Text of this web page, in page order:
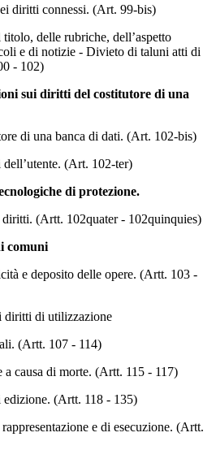
diritti connessi. (Art. 99-bis)
delle rubriche, dell’aspetto
e di notizie - Divieto di taluni atti di
- 102)
sui diritti del costitutore di una
di una banca di dati. (Art. 102-bis)
(Art. 102-ter)
di protezione.
(Artt. 102quater - 102quinquies)
comuni
e deposito delle opere. (Artt. 103 -
diritti di utilizzazione
(Artt. 107 - 114)
causa di morte. (Artt. 115 - 117)
(Artt. 118 - 135)
e di esecuzione. (Artt.